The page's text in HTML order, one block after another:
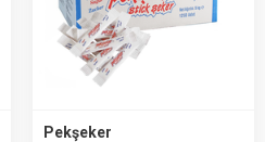
Pekşeker